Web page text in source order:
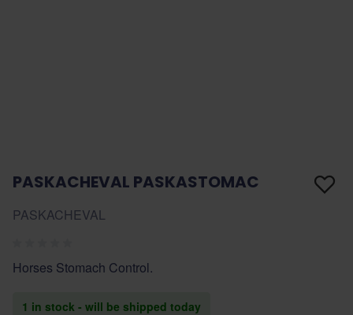
PASKACHEVAL PASKASTOMAC
PASKACHEVAL
Horses Stomach Control.
1 in stock - will be shipped today